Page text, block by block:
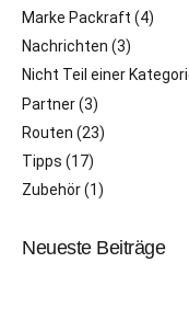
Marke Packraft (4)
Nachrichten (3)
Nicht Teil einer
Partner(3)
Routen (23)
Tipps (17)
Zubehör(1)
Neueste Beiträge